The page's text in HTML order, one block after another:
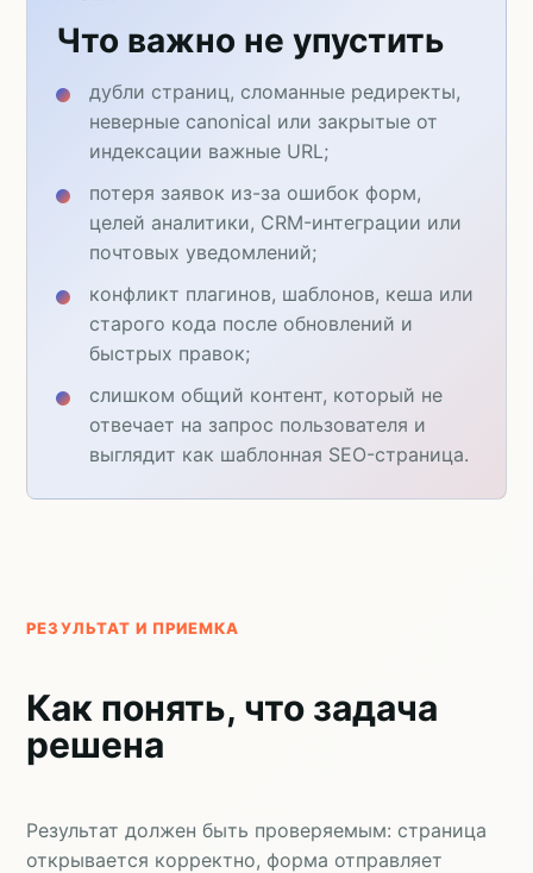
Что важно не упустить
дубли страниц, сломанные редиректы,
неверные canonical или закрытые от
индексации важные URL;
потеря заявок из-за ошибок форм,
целей аналитики, CRM-интеграции или
почтовых уведомлений;
конфликт плагинов, шаблонов, кеша или
старого кода после обновлений и
быстрых правок;
слишком общий контент, который не
отвечает на запрос пользователя и
выглядит как шаблонная SEO-страница.
РЕЗУЛЬТАТ И ПРИЕМКА
Как понять, что задача
решена
Результат должен быть проверяемым: страница
открывается корректно, форма отправляет